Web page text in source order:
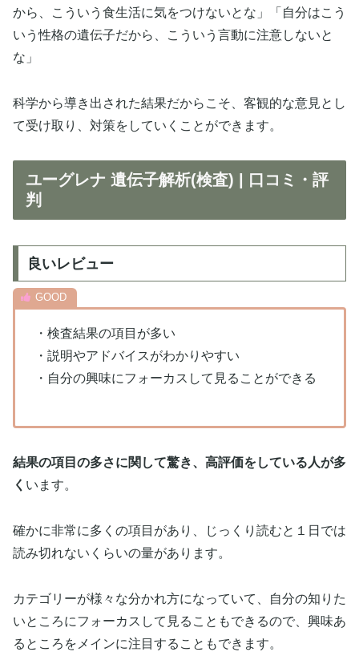
から、こういう食生活に気をつけないとな」「自分はこう
いう性格の遺伝子だから、こういう言動に注意しないと
な」
科学から導き出された結果だからこそ、客観的な意見とし
て受け取り、対策をしていくことができます。
ユーグレナ 遺伝子解析(検査) | 口コミ・評
判
良いレビュー
・検査結果の項目が多い
・説明やアドバイスがわかりやすい
・自分の興味にフォーカスして見ることができる
結果の項目の多さに関して驚き、高評価をしている人が多
く います。
確かに非常に多くの項目があり、じっくり読むと１日では
読み切れないくらいの量があります。
カテゴリーが様々な分かれ方になっていて、自分の知りた
いところにフォーカスして見ることもできるので、興味あ
るところをメインに注目することもできます。